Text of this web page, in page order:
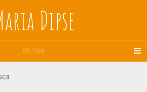
Dipse
CULTURA